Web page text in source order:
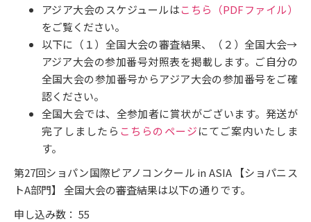
アジア大会のスケジュールはこちら（PDFファイル）
をご覧ください。
以下に（１）全国大会の審査結果、（２）全国大会→
アジア大会の参加番号対照表を掲載します。ご自分の
全国大会の参加番号からアジア大会の参加番号をご確
認ください。
全国大会では、全参加者に賞状がございます。発送が
完了しましたら こちらのページにてご案内いたしま
す。
第27回ショパン国際ピアノコンクール in ASIA 【ショパニス
トA部門】 全国大会の審査結果は以下の通りです。
申し込み数： 55